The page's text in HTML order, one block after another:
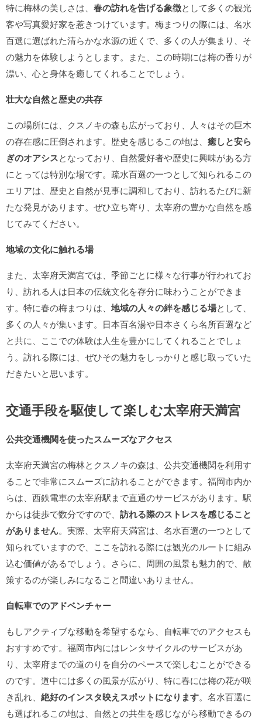
特に梅林の美しさは、 春の訪れを告げる象徴として多くの観光
客や写真愛好家を惹きつけています。梅まつりの際には、名水
百選に選ばれた清らかな水源の近くで、多くの人が集まり、そ
の魅力を体験しようとします。また、この時期には梅の香りが
漂い、心と身体を癒してくれることでしょう。
壮大な自然と歴史の共存
この場所には、クスノキの森も広がっており、人々はその巨木
の存在感に圧倒されます。歴史を感じるこの地は、 癒しと安ら
ぎのオアシスとなっており、自然愛好者や歴史に興味がある方
にとっては特別な場です。疏水百選の一つとして知られるこの
エリアは、歴史と自然が見事に調和しており、訪れるたびに新
たな発見があります。ぜひ立ち寄り、太宰府の豊かな自然を感
じてみてください。
地域の文化に触れる場
また、太宰府天満宮では、季節ごとに様々な行事が行われてお
り、訪れる人は日本の伝統文化を存分に味わうことができま
す。特に春の梅まつりは、 地域の人々の絆を感じる場として、
多くの人々が集います。日本百名湯や日本さくら名所百選など
と共に、ここでの体験は人生を豊かにしてくれることでしょ
う。訪れる際には、ぜひその魅力をしっかりと感じ取っていた
だきたいと思います。
交通手段を駆使して楽しむ太宰府天満宮
公共交通機関を使ったスムーズなアクセス
太宰府天満宮の梅林とクスノキの森は、公共交通機関を利用す
ることで非常にスムーズに訪れることができます。福岡市内か
らは、西鉄電車の太宰府駅まで直通のサービスがあります。駅
からは徒歩で数分ですので、 訪れる際のストレスを感じること
がありません。実際、太宰府天満宮は、名水百選の一つとして
知られていますので、ここを訪れる際には観光のルートに組み
込む価値があるでしょう。さらに、周囲の風景も魅力的で、散
策するのが楽しみになること間違いありません。
自転車でのアドベンチャー
もしアクティブな移動を希望するなら、自転車でのアクセスも
おすすめです。福岡市内にはレンタサイクルのサービスがあ
り、太宰府までの道のりを自分のペースで楽しむことができる
のです。道中には多くの風景が広がり、特に春には梅の花が咲
き乱れ、 絶好のインスタ映えスポットになります。名水百選に
も選ばれるこの地は、自然との共生を感じながら移動できるの